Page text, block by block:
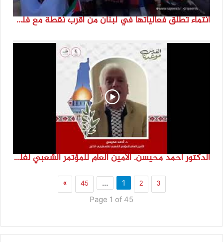
انتماء تطلق فعالياتها في لبنان من أقرب نقطة مع فلسطين المحتلة في ذكرى النكبة_74تقرير: جنى شحرور
الدكتور احمد محيسن. الامين العام للمؤتمر الشعبي لفلسطينيي الخارج
1 2 3
…
45
»
Page 1 of 45